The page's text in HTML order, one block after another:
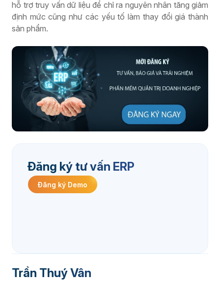
hỗ trợ truy vấn dữ liệu để chỉ ra nguyên nhân tăng giảm
định mức cũng như các yếu tố làm thay đổi giá thành
sản phẩm.
Đăng ký tư vấn ERP
Đăng ký Demo
Trần Thuý Vân